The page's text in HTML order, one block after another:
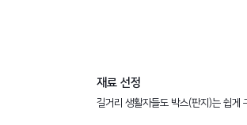
재료 선정
길거리 생활자들도 박스(판지)는 쉽게